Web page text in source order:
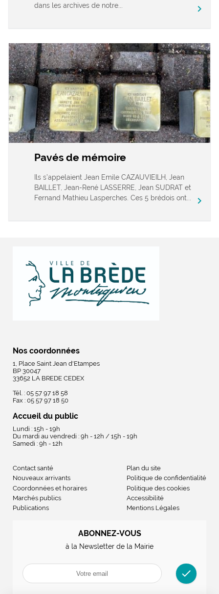
dans les archives de notre...
chevron_right
Pavés de mémoire
Ils s’appelaient Jean Emile CAZAUVIEILH, Jean
BAILLET, Jean-René LASSERRE, Jean SUDRAT et
Fernand Mathieu Lasperches. Ces 5 brédois ont...
chevron_right
Nos coordonnées
1, Place Saint Jean d'Etampes
BP 30047
33652 LA BREDE CEDEX
Tél. : 05 57 97 18 58
Fax : 05 57 97 18 50
Accueil du public
Lundi : 15h - 19h
Du mardi au vendredi : 9h - 12h / 15h - 19h
Samedi : 9h - 12h
Contact santé
Nouveaux arrivants
Coordonnées et horaires
Marchés publics
Publications
Plan du site
Politique de confidentialité
Politique des cookies
Accessibilité
Mentions Légales
ABONNEZ-VOUS
à la Newsletter de la Mairie
check